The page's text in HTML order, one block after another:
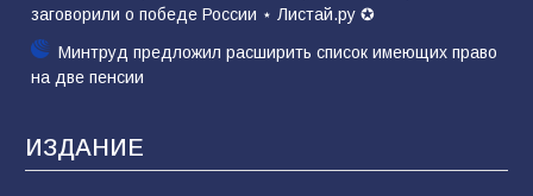
заговорили о победе России ⋆ Листай.ру ✪
Минтруд предложил расширить список имеющих право
на две пенсии
ИЗДАНИЕ